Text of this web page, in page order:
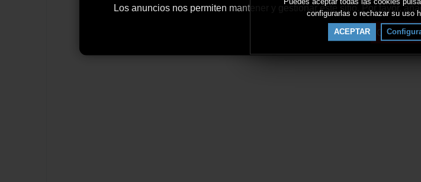
Los anuncios nos permiten mantener y gestionar este sitio. Por favor,
Continuar
configurarlas o rechazar su uso
ACEPTAR